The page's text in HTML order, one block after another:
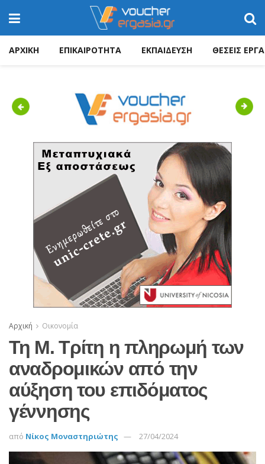
ΑΡΧΙΚΗ ΕΠΙΚΑΙΡΟΤΗΤΑ ΕΚΠΑΙΔΕΥΣΗ ΘΕΣΕΙΣ
Previous Next
Αρχική Οικονομία
Τη Μ. Τρίτη η πληρωμή των
αναδρομικών από την
αύξηση του επιδόματος
γέννησης
από Νίκος Μοναστηριώτης 27/04/2024